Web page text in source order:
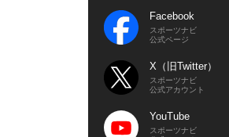
Facebook
スポーツナビ
公式ページ
X（旧Twitter）
スポーツナビ
公式アカウント
YouTube
スポーツナビ